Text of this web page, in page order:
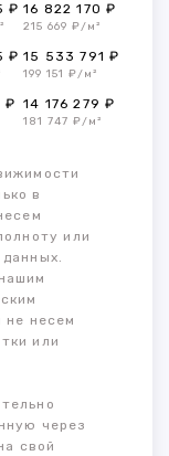
₽ 16 822 170 ₽
215 669 ₽/м²
₽ 15 533 791 ₽
199 151 ₽/м²
₽ 14 176 279 ₽
181 747 ₽/м²
в
или
не несем
или
через
свой